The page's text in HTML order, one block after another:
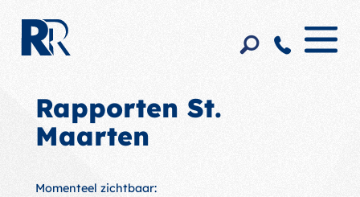
Rapporten St.
Maarten
Momenteel zichtbaar: